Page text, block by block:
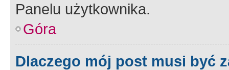
Panelu użytkownika.
Góra
Dlaczego mój post musi być